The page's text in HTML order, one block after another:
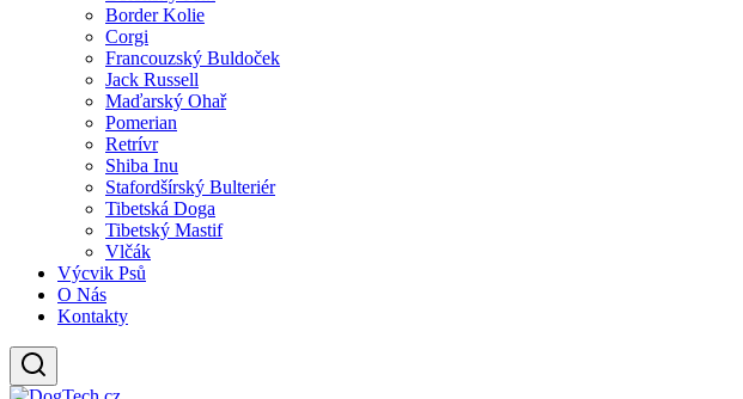
Border Kolie
Corgi
Francouzský Buldoček
Jack Russell
Maďarský Ohař
Pomerian
Retrívr
Shiba Inu
Stafordšírský Bulteriér
Tibetská Doga
Tibetský Mastif
Vlčák
Výcvik Psů
O Nás
Kontakty